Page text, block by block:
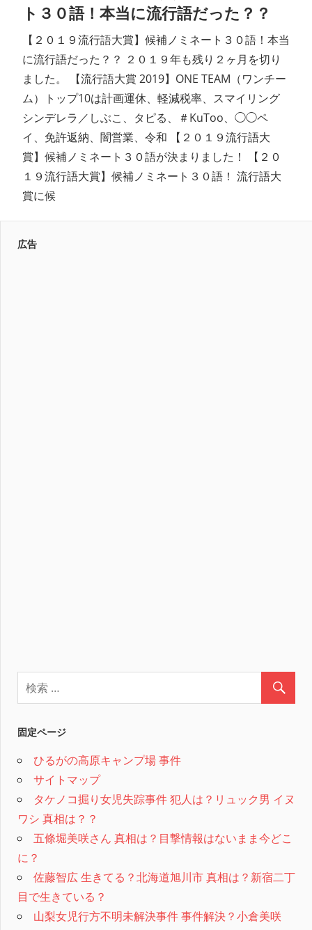
ト３０語！本当に流行語だった？？
【２０１９流行語大賞】候補ノミネート３０語！本当
に流行語だった？？ ２０１９年も残り２ヶ月を切り
ました。 【流行語大賞 2019】ONE TEAM（ワンチー
ム）トップ10は計画運休、軽減税率、スマイリング
シンデレラ／しぶこ、タピる、＃KuToo、◯◯ペ
イ、免許返納、闇営業、令和 【２０１９流行語大
賞】候補ノミネート３０語が決まりました！ 【２０
１９流行語大賞】候補ノミネート３０語！ 流行語大
賞に候
広告
固定ページ
ひるがの高原キャンプ場 事件
サイトマップ
タケノコ掘り女児失踪事件 犯人は？リュック男 イヌ
ワシ 真相は？？
五條堀美咲さん 真相は？目撃情報はないまま今どこ
に？
佐藤智広 生きてる？北海道旭川市 真相は？新宿二丁
目で生きている？
山梨女児行方不明未解決事件 事件解決？小倉美咲